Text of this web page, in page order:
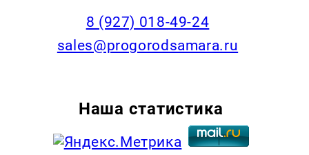
8 (927) 018-49-24
sales@progorodsamara.ru
Наша статистика